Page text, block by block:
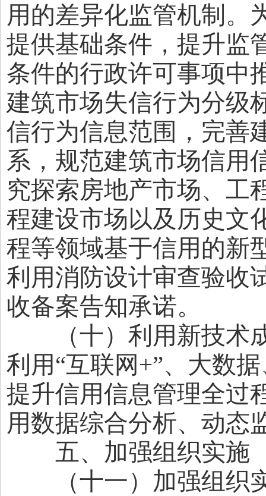
用的差异化监管机制。
提供基础条件，提升监
条件的行政许可事项中
建筑市场失信行为分级
信行为信息范围，完善
系，规范建筑市场信用
究探索房地产市场、工
程建设市场以及历史文
程等领域基于信用的新
利用消防设计审查验收
收备案告知承诺。
（十）利用新技术成
利用“互联网+”、大数
提升信用信息管理全过
用数据综合分析、动态
五、加强组织实施
（十一）加强组织实